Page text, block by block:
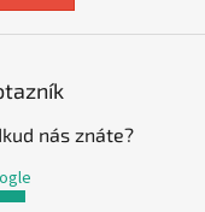
nás znáte?